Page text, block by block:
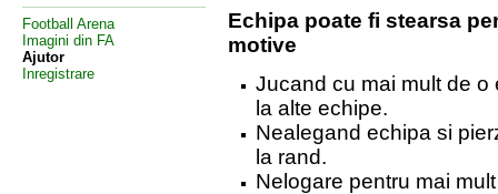
Football Arena
Imagini din FA
Ajutor
Inregistrare
Echipa poate fi stearsa
motive
Jucand cu mai mult de o
la alte echipe.
Nealegand echipa si
la rand.
Nelogare pentru mai